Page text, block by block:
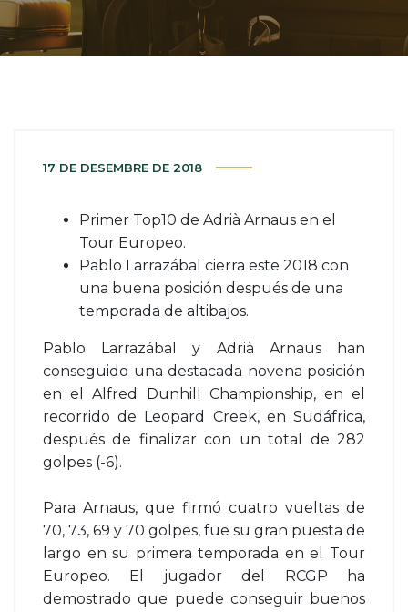
17 DE DESEMBRE DE 2018
Primer Top10 de Adrià Arnaus en el
Tour Europeo.
Pablo Larrazábal cierra este 2018 con
una buena posición después de una
temporada de altibajos.
Pablo Larrazábal y Adrià Arnaus han
conseguido una destacada novena posición
en el Alfred Dunhill Championship, en el
recorrido de Leopard Creek, en Sudáfrica,
después de finalizar con un total de 282
golpes (-6).
Para Arnaus, que firmó cuatro vueltas de
70, 73, 69 y 70 golpes, fue su gran puesta de
largo en su primera temporada en el Tour
Europeo. El jugador del RCGP ha
demostrado que puede conseguir buenos